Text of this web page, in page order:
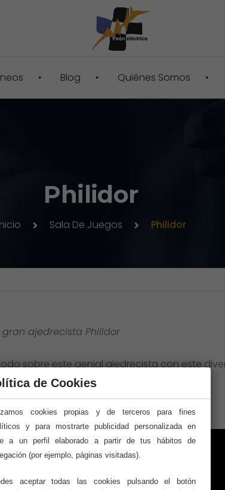
Blog Quiénes Somos
Philidor
Sala De Juegos Philidor
ajedrecista Philidor
sobre este genial ajedrecista con este
de Cookies
cookies propias y de terceros para fines
y para mostrarte publicidad personalizada en
a un perfil elaborado a partir de tus hábitos de
(por ejemplo, páginas visitadas).
aceptar todas las cookies pulsando el botón